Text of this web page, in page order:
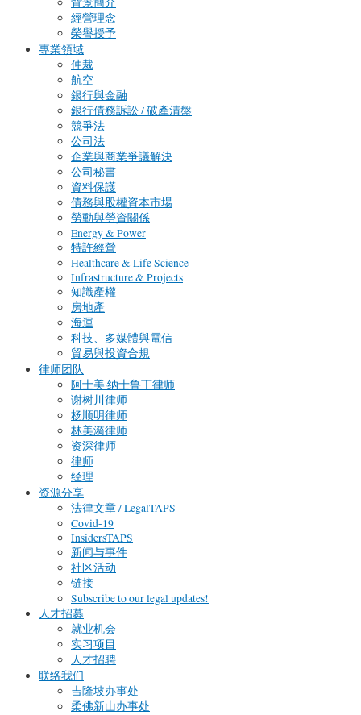
經營理念
榮譽授予
專業領域
仲裁
航空
銀行與金融
銀行債務訴訟 / 破產清盤
競爭法
公司法
企業與商業爭議解決
公司秘書
資料保護
債務與股權資本市場
勞動與勞資關係
Energy & Power
特許經營
Healthcare & Life Science
Infrastructure & Projects
知識產權
房地產
海運
科技、多媒體與電信
貿易與投資合規
律师团队
阿士美·纳士鲁丁律师
谢树川律师
杨顺明律师
林美漪律师
资深律师
律师
经理
资源分享
法律文章 / LegalTAPS
Covid-19
InsidersTAPS
新闻与事件
社区活动
链接
Subscribe to our legal updates!
人才招募
就业机会
实习项目
人才招聘
联络我们
吉隆坡办事处
柔佛新山办事处